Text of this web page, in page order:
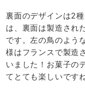
裏面のデザインは2
は、裏面は製造され
です。左の鳥のよう
様はフランスで製造
いました！お菓子の
てとても楽しいです